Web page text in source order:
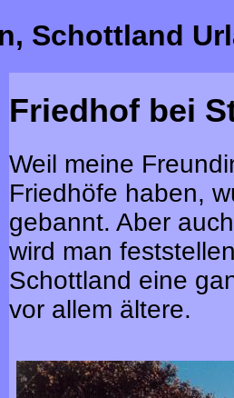
Schottland
Friedhof bei
Weil meine
Friedhöfe haben,
gebannt. Aber
wird man
Schottland eine
vor allem ältere.